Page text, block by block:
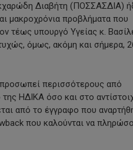
Διαβήτη (ΠΟΣΣΑΣΔΙΑ)
μακροχρόνια προβλήματα που
τέως υπουργό Υγείας κ.
όμως, ακόμη και σήμερα,
περισσότερους από
ΗΔΙΚΑ όσο και στο
από το έγγραφο που
που καλούνται να